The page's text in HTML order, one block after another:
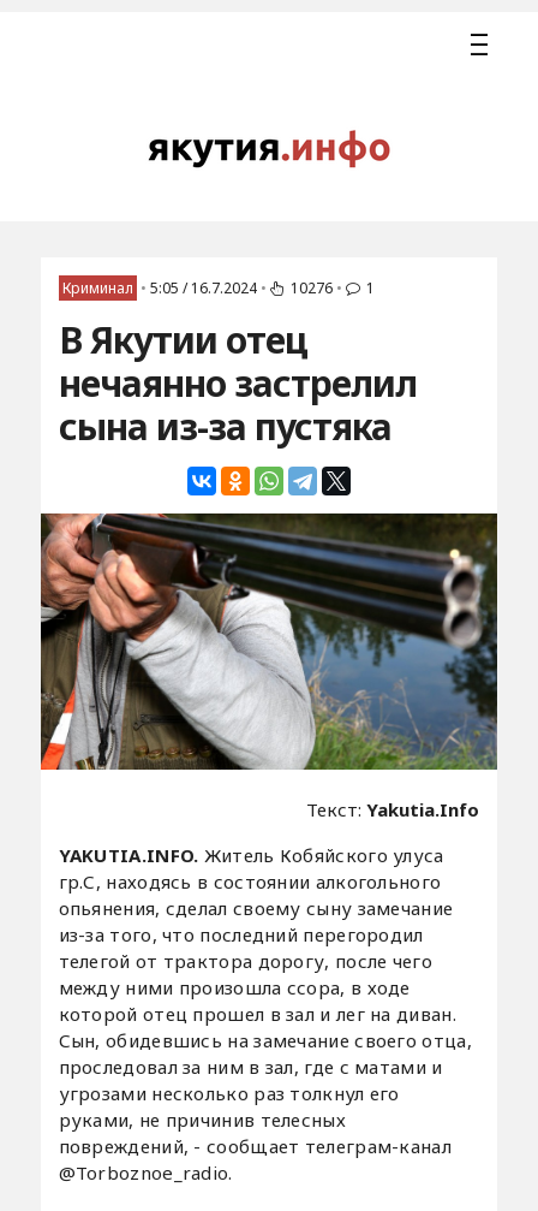
Криминал • 5:05 / 16.7.2024 • 10276 • 1
В Якутии отец
нечаянно застрелил
сына из-за пустяка
Текст:Yakutia.Info
YAKUTIA.INFO. Житель Кобяйского улуса
гр.С, находясь в состоянии алкогольного
опьянения, сделал своему сыну замечание
из-за того, что последний перегородил
телегой от трактора дорогу, после чего
между ними произошла ссора, в ходе
которой отец прошел в зал и лег на диван.
Сын, обидевшись на замечание своего отца,
проследовал за ним в зал, где с матами и
угрозами несколько раз толкнул его
руками, не причинив телесных
повреждений, - сообщает телеграм-канал
@Torboznoe_radio.